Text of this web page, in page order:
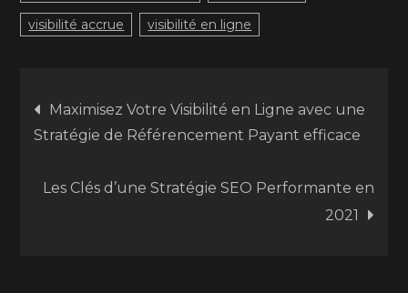
visibilité accrue visibilité en ligne
Navigation
de
l’article
Maximisez Votre Visibilité en Ligne avec une
Stratégie de Référencement Payant efficace
Les Clés d’une Stratégie SEO Performante en
2021